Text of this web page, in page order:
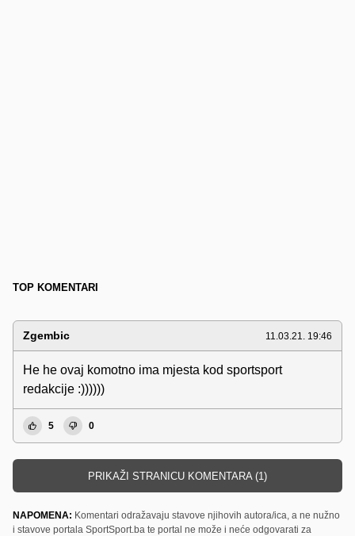
TOP KOMENTARI
Zgembic 11.03.21. 19:46
He he ovaj komotno ima mjesta kod sportsport
redakcije :))))))
5 0
PRIKAŽI STRANICU KOMENTARA (1)
NAPOMENA: Komentari odražavaju stavove njihovih autora/ica, a ne nužno
i stavove portala SportSport.ba te portal ne može i neće odgovarati za